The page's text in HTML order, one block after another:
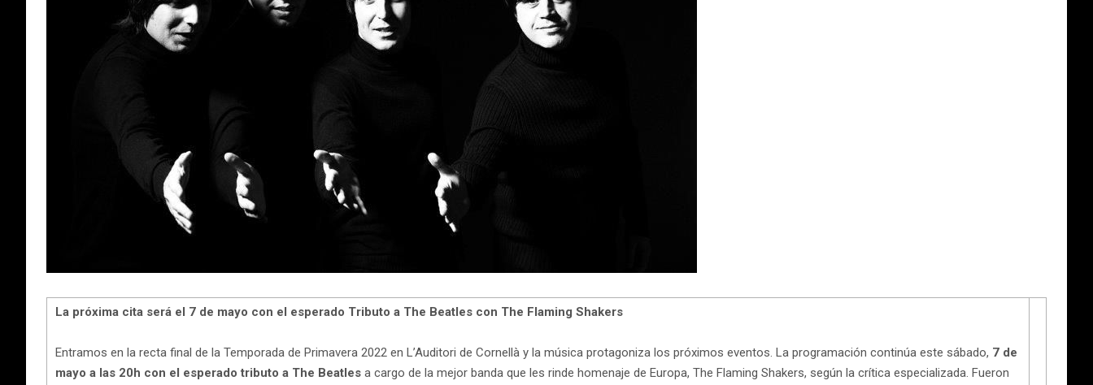
La próxima cita será el 7 de mayo con el esperado Tributo a The Beatles con The Flaming Shakers
Entramos en la recta final de la Temporada de Primavera 2022 en L’Auditori de Cornellà y la música protagoniza los próximos eventos. La programación continúa este sábado, 7 de
mayo a las 20h con el esperado tributo a The Beatles a cargo de la mejor banda que les rinde homenaje de Europa, The Flaming Shakers, según la crítica especializada. Fueron